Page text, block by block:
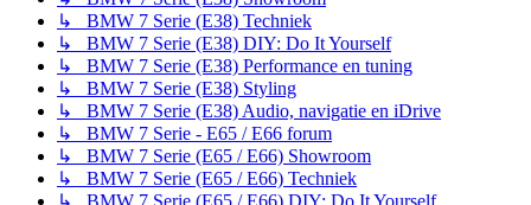
↳ BMW 7 Serie (E38) Techniek
↳ BMW 7 Serie (E38) DIY: Do It Yourself
↳ BMW 7 Serie (E38) Performance en tuning
↳ BMW 7 Serie (E38) Styling
↳ BMW 7 Serie (E38) Audio, navigatie en iDrive
↳ BMW 7 Serie - E65 / E66 forum
↳ BMW 7 Serie (E65 / E66) Showroom
↳ BMW 7 Serie (E65 / E66) Techniek
↳ BMW 7 Serie (E65 / E66) DIY: Do It Yourself